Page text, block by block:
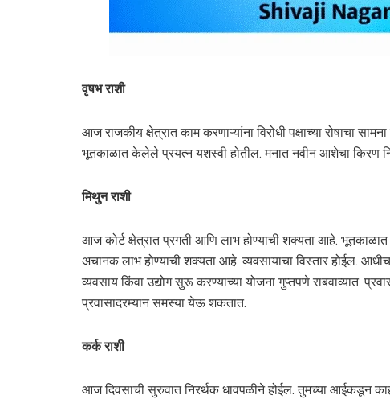
वृषभ राशी
आज राजकीय क्षेत्रात काम करणाऱ्यांना विरोधी पक्षाच्या रोषाचा
भूतकाळात केलेले प्रयत्न यशस्वी होतील. मनात नवीन आशेचा किरण
मिथुन राशी
आज कोर्ट क्षेत्रात प्रगती आणि लाभ होण्याची शक्यता आहे.
अचानक लाभ होण्याची शक्यता आहे. व्यवसायाचा विस्तार होईल.
व्यवसाय किंवा उद्योग सुरू करण्याच्या योजना गुप्तपणे राबवाव्यात.
प्रवासादरम्यान समस्या येऊ शकतात.
कर्क राशी
आज दिवसाची सुरुवात निरर्थक धावपळीने होईल. तुमच्या आईकडून